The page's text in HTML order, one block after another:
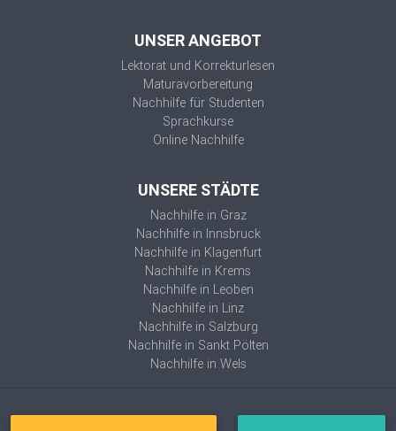
UNSER ANGEBOT
Lektorat und Korrekturlesen
Maturavorbereitung
Nachhilfe für Studenten
Sprachkurse
Online Nachhilfe
UNSERE STÄDTE
Nachhilfe in Graz
Nachhilfe in Innsbruck
Nachhilfe in Klagenfurt
Nachhilfe in Krems
Nachhilfe in Leoben
Nachhilfe in Linz
Nachhilfe in Salzburg
Nachhilfe in Sankt Pölten
Nachhilfe in Wels